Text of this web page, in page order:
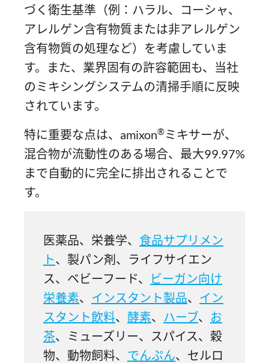
づく衛生基準（例：ハラル、コーシャ、
アレルゲン含有物質または非アレルゲン
含有物質の処理など）を考慮していま
す。また、業界固有の許容範囲も、当社
のミキシングシステムの清掃手順に反映
されています。
特に重要な点は、amixon®ミキサーが、
混合物が流動性のある場合、最大99.97%
まで自動的に完全に排出されることで
す。
医薬品、栄養学、 食品サプリメン
ト、製パン剤、ライフサイエン
ス、ベビーフード、
ビーガン向け
栄養素、 インスタント製品、 イン
スタント飲料、 酵素、 ハーブ、 お
茶、ミューズリー、スパイス、穀
物、動物飼料、 でんぷん、セルロ